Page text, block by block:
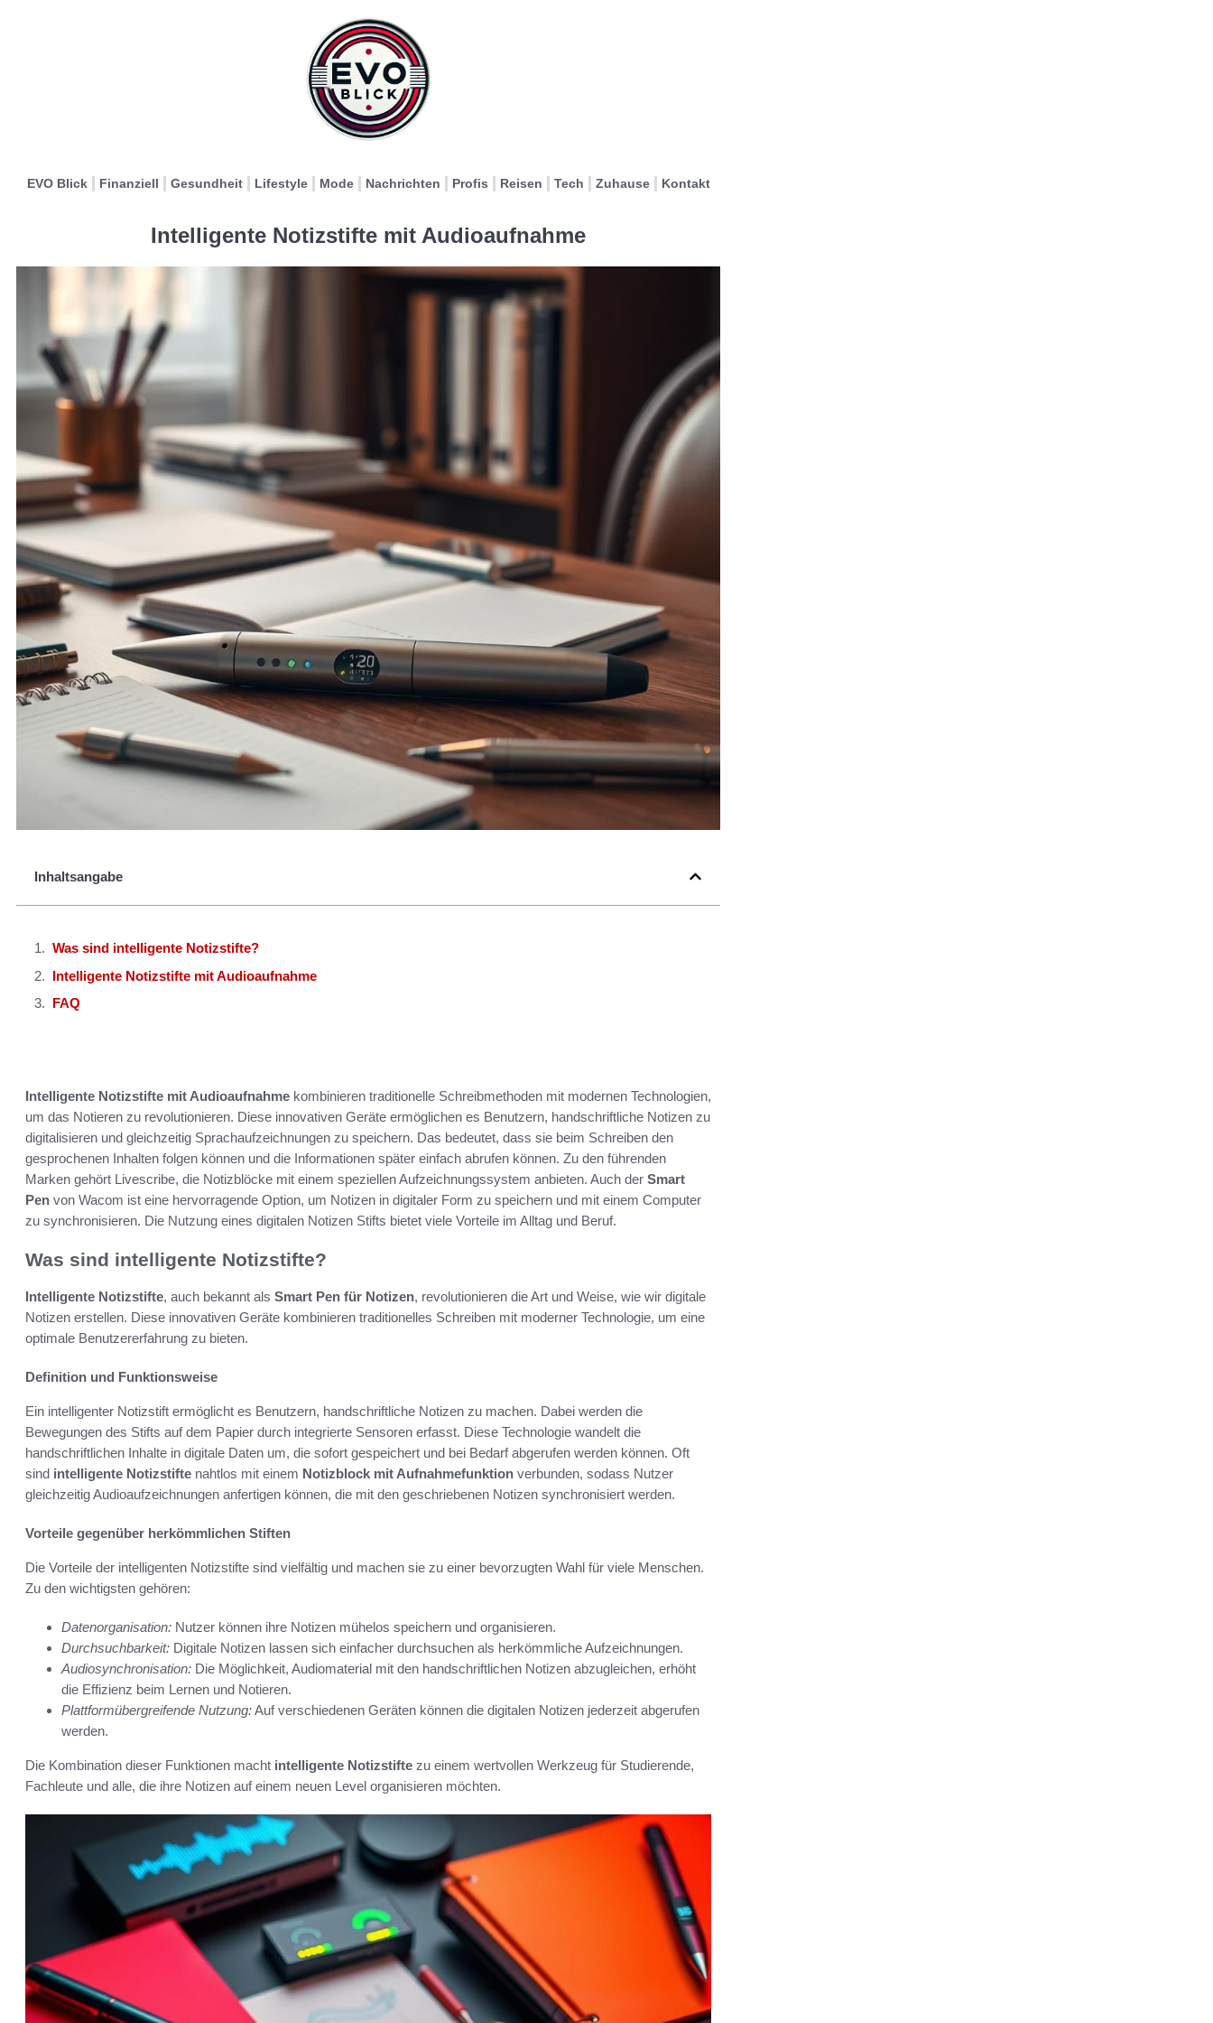
EVO Blick Finanziell Gesundheit Lifestyle Mode Nachrichten Profis Reisen Tech Zuhause Kontakt
Intelligente Notizstifte mit Audioaufnahme
Inhaltsangabe
Was sind intelligente Notizstifte?
Intelligente Notizstifte mit Audioaufnahme
FAQ
Intelligente Notizstifte mit Audioaufnahme kombinieren traditionelle Schreibmethoden mit modernen Technologien,
um das Notieren zu revolutionieren. Diese innovativen Geräte ermöglichen es Benutzern, handschriftliche Notizen zu
digitalisieren und gleichzeitig Sprachaufzeichnungen zu speichern. Das bedeutet, dass sie beim Schreiben den
gesprochenen Inhalten folgen können und die Informationen später einfach abrufen können. Zu den führenden
Marken gehört Livescribe, die Notizblöcke mit einem speziellen Aufzeichnungssystem anbieten. Auch der Smart
Pen von Wacom ist eine hervorragende Option, um Notizen in digitaler Form zu speichern und mit einem Computer
zu synchronisieren. Die Nutzung eines digitalen Notizen Stifts bietet viele Vorteile im Alltag und Beruf.
Was sind intelligente Notizstifte?
Intelligente Notizstifte, auch bekannt als Smart Pen für Notizen, revolutionieren die Art und Weise, wie wir digitale
Notizen erstellen. Diese innovativen Geräte kombinieren traditionelles Schreiben mit moderner Technologie, um eine
optimale Benutzererfahrung zu bieten.
Definition und Funktionsweise
Ein intelligenter Notizstift ermöglicht es Benutzern, handschriftliche Notizen zu machen. Dabei werden die
Bewegungen des Stifts auf dem Papier durch integrierte Sensoren erfasst. Diese Technologie wandelt die
handschriftlichen Inhalte in digitale Daten um, die sofort gespeichert und bei Bedarf abgerufen werden können. Oft
sind intelligente Notizstifte nahtlos mit einem Notizblock mit Aufnahmefunktion verbunden, sodass Nutzer
gleichzeitig Audioaufzeichnungen anfertigen können, die mit den geschriebenen Notizen synchronisiert werden.
Vorteile gegenüber herkömmlichen Stiften
Die Vorteile der intelligenten Notizstifte sind vielfältig und machen sie zu einer bevorzugten Wahl für viele Menschen.
Zu den wichtigsten gehören:
Datenorganisation: Nutzer können ihre Notizen mühelos speichern und organisieren.
Durchsuchbarkeit: Digitale Notizen lassen sich einfacher durchsuchen als herkömmliche Aufzeichnungen.
Audiosynchronisation: Die Möglichkeit, Audiomaterial mit den handschriftlichen Notizen abzugleichen, erhöht
die Effizienz beim Lernen und Notieren.
Plattformübergreifende Nutzung:Auf verschiedenen Geräten können die digitalen Notizen jederzeit abgerufen
werden.
Die Kombination dieser Funktionen macht intelligente Notizstifte zu einem wertvollen Werkzeug für Studierende,
Fachleute und alle, die ihre Notizen auf einem neuen Level organisieren möchten.